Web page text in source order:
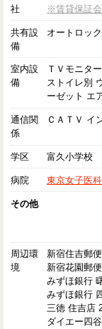
社
※賃貸保証
共有設
備
オートロッ
室内設
備
ＴＶモニタ
ストイレ別
ーゼット エ
通信関
係
ＣＡＴＶ イ
学区 富久小学校
病院 東京女子医
その他
周辺環
境
新宿住吉郵
新宿花園郵
みずほ銀行
みずほ銀行
三徳 住吉店
ダイエー四